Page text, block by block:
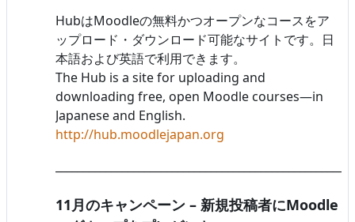
HubはMoodleの無料かつオープンなコースをア
ップロード・ダウンロード可能なサイトです。日
本語および英語で利用できます。
The Hub is a site for uploading and
downloading free, open Moodle courses—in
Japanese and English.
http://hub.moodlejapan.org
11月のキャンペーン – 新規投稿者にMoodle